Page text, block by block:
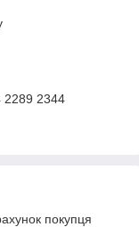
2289 2344
покупця